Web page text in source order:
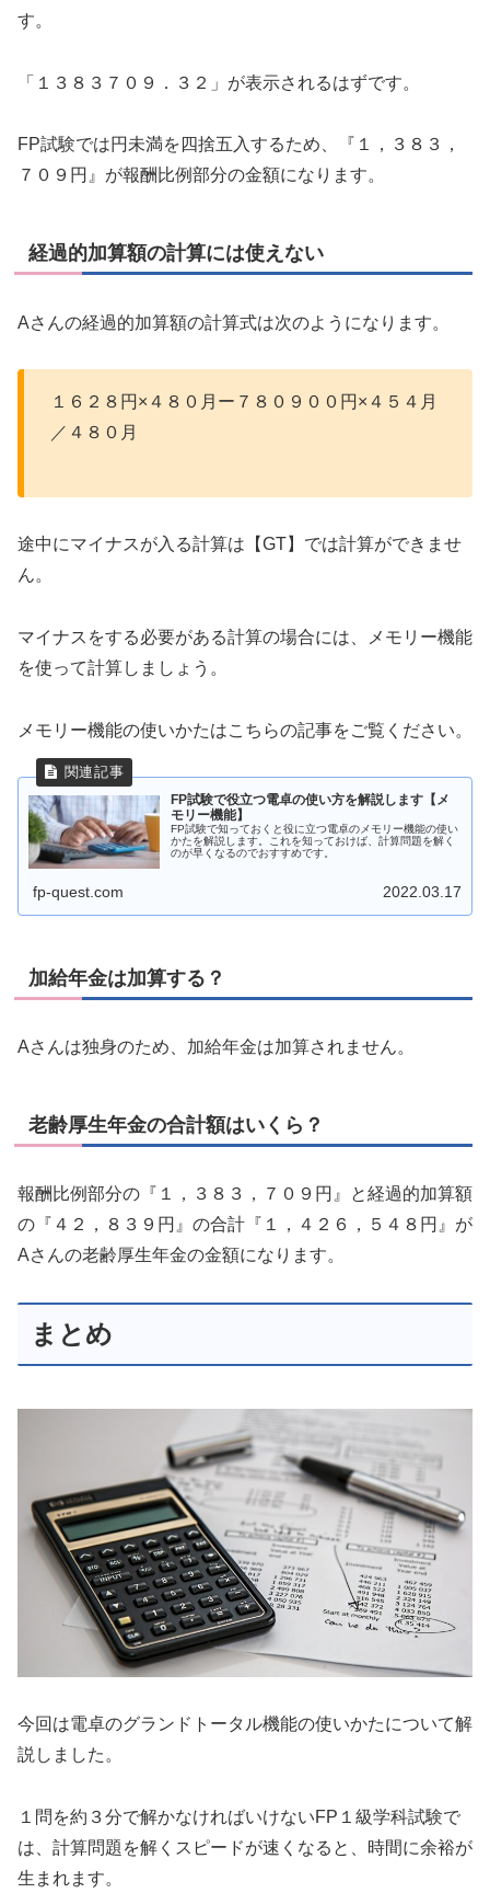
す。
「１３８３７０９．３２」が表示されるはずです。
FP試験では円未満を四捨五入するため、『１，３８３，
７０９円』が報酬比例部分の金額になります。
経過的加算額の計算には使えない
Aさんの経過的加算額の計算式は次のようになります。
１６２８円×４８０月ー７８０９００円×４５４月
／４８０月
途中にマイナスが入る計算は【GT】では計算ができませ
ん。
マイナスをする必要がある計算の場合には、メモリー機能
を使って計算しましょう。
メモリー機能の使いかたはこちらの記事をご覧ください。
FP試験で役立つ電卓の使い方を解説します【メ
モリー機能】
FP試験で知っておくと役に立つ電卓のメモリー機能の使い
かたを解説します。これを知っておけば、計算問題を解く
のが早くなるのでおすすめです。
fp-quest.com 2022.03.17
加給年金は加算する？
Aさんは独身のため、加給年金は加算されません。
老齢厚生年金の合計額はいくら？
報酬比例部分の『１，３８３，７０９円』と経過的加算額
の『４２，８３９円』の合計『１，４２６，５４８円』が
Aさんの老齢厚生年金の金額になります。
まとめ
今回は電卓のグランドトータル機能の使いかたについて解
説しました。
１問を約３分で解かなければいけないFP１級学科試験で
は、計算問題を解くスピードが速くなると、時間に余裕が
生まれます。